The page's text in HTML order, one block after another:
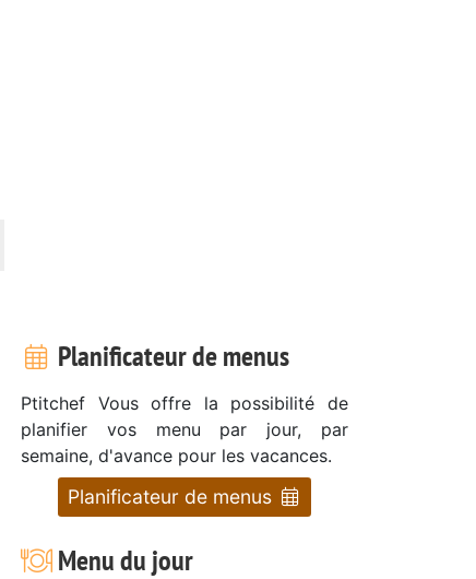
Planificateur de menus
Ptitchef Vous offre la possibilité de
planifier vos menu par jour, par
semaine, d'avance pour les vacances.
Planificateur de menus
Menu du jour